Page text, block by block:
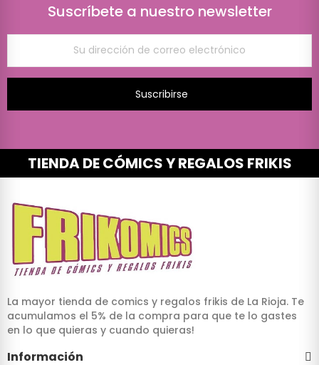
Suscríbete a nuestro newsletter
Suscribirse
TIENDA DE CÓMICS Y REGALOS FRIKIS
La mayor tienda de comics y regalos frikis de La Rioja. Te
acumulamos el 5% de la compra para que te lo gastes
en lo que quieras y cuando quieras!
Información